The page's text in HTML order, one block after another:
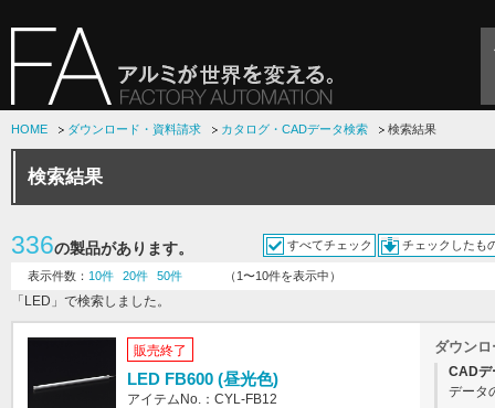
HOME ダウンロード・資料請求 カタログ・CADデータ検索 検索結果
検索結果
336の製品があります。 すべてチェック チェックしたも
表示件数： 10件 20件 50件 （1〜10件を表示中）
「LED」で検索しました。
販売終了
LED FB600 (昼光色)
アイテムNo.：CYL-FB12
ダウンロ
CADデ
データ